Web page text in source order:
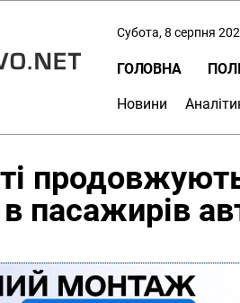
Субота, 8 серпня
ГОЛОВНА
Новини
пасажирів